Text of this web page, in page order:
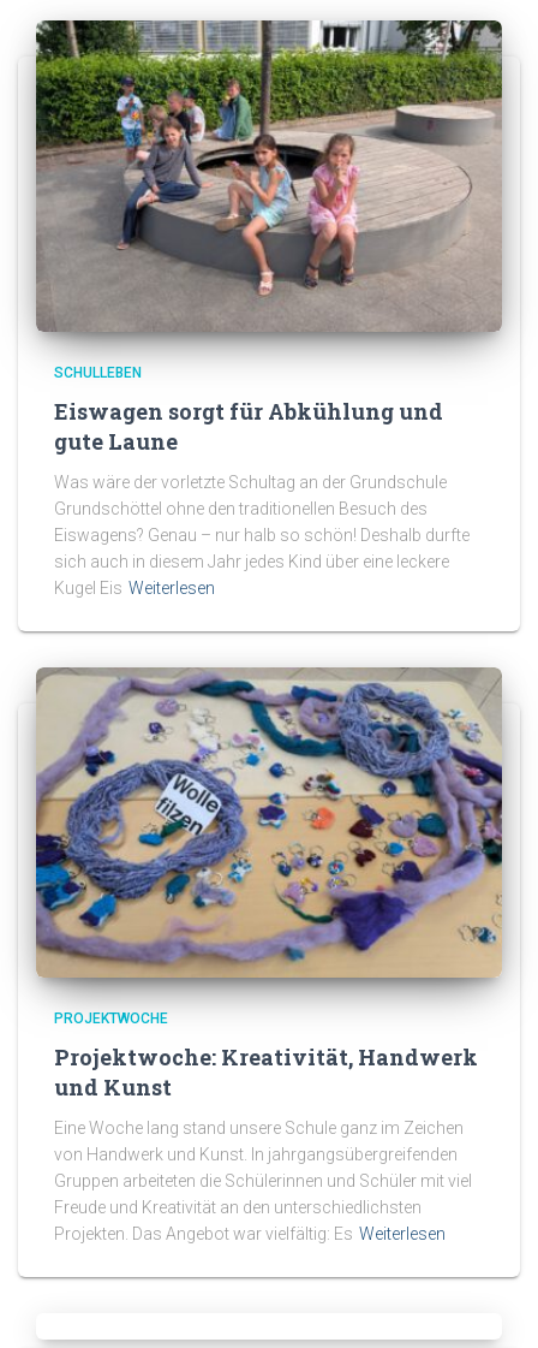
SCHULLEBEN
Eiswagen sorgt für Abkühlung und
gute Laune
Was wäre der vorletzte Schultag an der Grundschule
Grundschöttel ohne den traditionellen Besuch des
Eiswagens? Genau – nur halb so schön! Deshalb durfte
sich auch in diesem Jahr jedes Kind über eine leckere
Kugel Eis Weiterlesen
PROJEKTWOCHE
Projektwoche: Kreativität, Handwerk
und Kunst
Eine Woche lang stand unsere Schule ganz im Zeichen
von Handwerk und Kunst. In jahrgangsübergreifenden
Gruppen arbeiteten die Schülerinnen und Schüler mit viel
Freude und Kreativität an den unterschiedlichsten
Projekten. Das Angebot war vielfältig: Es Weiterlesen